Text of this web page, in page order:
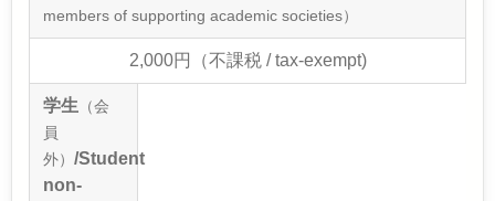
members of supporting academic societies）
2,000円（不課税 / tax-exempt)
学生 （会
員
外） /Student
non-